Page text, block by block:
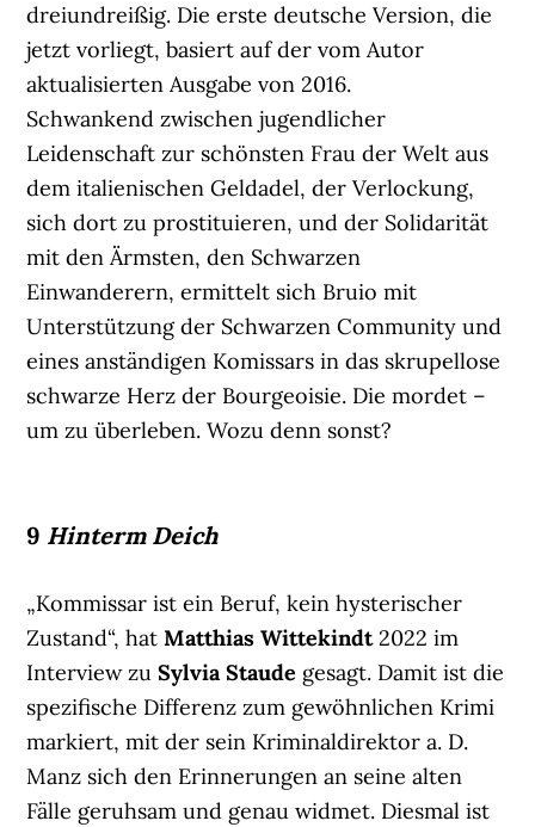
dreiundreißig. Die erste deutsche Version, die
jetzt vorliegt, basiert auf der vom Autor
aktualisierten Ausgabe von 2016.
Schwankend zwischen jugendlicher
Leidenschaft zur schönsten Frau der Welt aus
dem italienischen Geldadel, der Verlockung,
sich dort zu prostituieren, und der Solidarität
mit den Ärmsten, den Schwarzen
Einwanderern, ermittelt sich Bruio mit
Unterstützung der Schwarzen Community und
eines anständigen Komissars in das skrupellose
schwarze Herz der Bourgeoisie. Die mordet –
um zu überleben. Wozu denn sonst?
9 Hinterm Deich
„Kommissar ist ein Beruf, kein hysterischer
Zustand“, hatMatthias Wittekindt2022 im
Interview zuSylvia Staude gesagt. Damit ist die
spezifische Differenz zum gewöhnlichen Krimi
markiert, mit der sein Kriminaldirektor a. D.
Manz sich den Erinnerungen an seine alten
Fälle geruhsam und genau widmet. Diesmal ist